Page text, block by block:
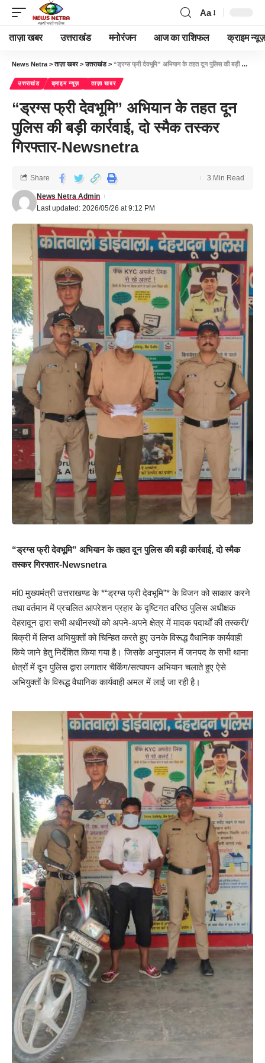
Aa
ताज़ा खबर उत्तराखंड मनोरंजन आज का राशिफल क्राइम न्यूज़
News Netra >ताज़ा खबर>उत्तराखंड> “ड्रग्स फ्री देवभूमि” अभियान के तहत दून पुलिस की बड़ी कार्रवाई, दो स्मैक तस्कर गिरफ्तार-Newsnetra
उत्तराखंड क्राइम न्यूज़ ताज़ा खबर
“ड्रग्स फ्री देवभूमि” अभियान के तहत दून
पुलिस की बड़ी कार्रवाई, दो स्मैक तस्कर
गिरफ्तार-Newsnetra
Last updated: 2026/05/26 at 9:12 PM
News Netra Admin
Share 3 Min Read
“ड्रग्स फ्री देवभूमि” अभियान के तहत दून पुलिस की बड़ी कार्रवाई, दो स्मैक
तस्कर गिरफ्तार-Newsnetra
मां0 मुख्यमंत्री उत्तराखण्ड के *“ड्रग्स फ्री देवभूमि”* के विजन को साकार करने
तथा वर्तमान में प्रचलित आपरेशन प्रहार के दृष्टिगत वरिष्ठ पुलिस अधीक्षक
देहरादून द्वारा सभी अधीनस्थों को अपने-अपने क्षेत्र में मादक पदार्थों की तस्करी/
बिक्री में लिप्त अभियुक्तों को चिन्हित करते हुए उनके विरूद्ध वैधानिक कार्यवाही
किये जाने हेतु निर्देशित किया गया है। जिसके अनुपालन में जनपद के सभी थाना
क्षेत्रों में दून पुलिस द्वारा लगातार चैकिंग/सत्यापन अभियान चलाते हुए ऐसे
अभियुक्तों के विरूद्ध वैधानिक कार्यवाही अमल में लाई जा रही है।